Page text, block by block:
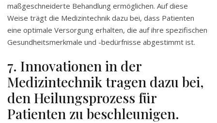
maßgeschneiderte Behandlung ermöglichen. Auf diese
Weise trägt die Medizintechnik dazu bei, dass Patienten
eine optimale Versorgung erhalten, die auf ihre spezifischen
Gesundheitsmerkmale und -bedürfnisse abgestimmt ist.
7. Innovationen in der
Medizintechnik tragen dazu bei,
den Heilungsprozess für
Patienten zu beschleunigen.